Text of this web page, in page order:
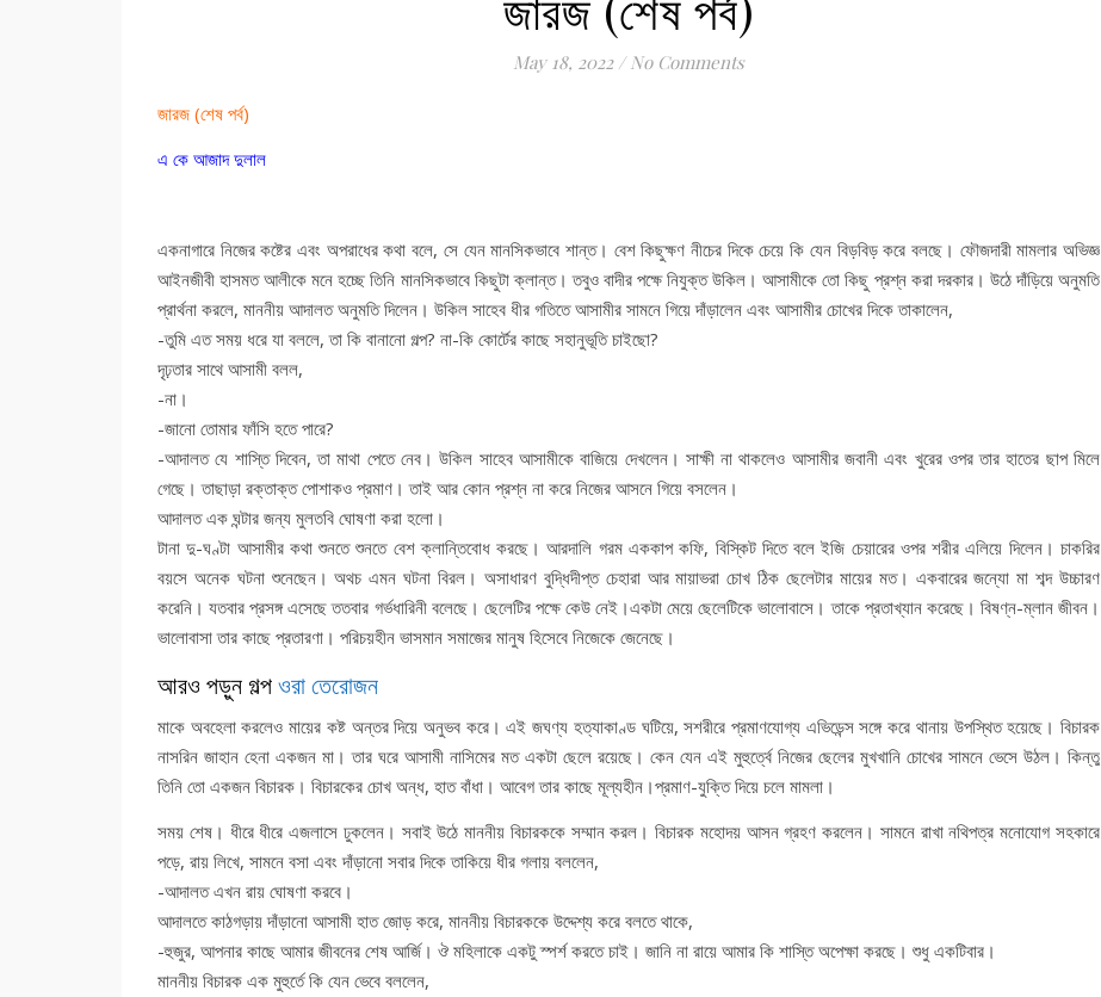
May 18, 2022 / No Comments
জারজ (শেষ পর্ব)
এ কে আজাদ দুলাল
একনাগারে নিজের কষ্টের এবং অপরাধের কথা বলে, সে যেন মানসিকভাবে শান্ত। বেশ কিছুক্ষণ নীচের দিকে চেয়ে কি যেন বিড়বিড় করে বলছে। ফৌজদারী মামলার অভিজ্ঞ
আইনজীবী হাসমত আলীকে মনে হচ্ছে তিনি মানসিকভাবে কিছুটা ক্লান্ত। তবুও বাদীর পক্ষে নিযুক্ত উকিল। আসামীকে তো কিছু প্রশ্ন করা দরকার। উঠে দাঁড়িয়ে অনুমতি
প্রার্থনা করলে, মাননীয় আদালত অনুমতি দিলেন। উকিল সাহেব ধীর গতিতে আসামীর সামনে গিয়ে দাঁড়ালেন এবং আসামীর চোখের দিকে তাকালেন,
-তুমি এত সময় ধরে যা বললে, তা কি বানানো গল্প? না-কি কোর্টের কাছে সহানুভূতি চাইছো?
দৃঢ়তার সাথে আসামী বলল,
-না।
-জানো তোমার ফাঁসি হতে পারে?
-আদালত যে শাস্তি দিবেন, তা মাথা পেতে নেব। উকিল সাহেব আসামীকে বাজিয়ে দেখলেন। সাক্ষী না থাকলেও আসামীর জবানী এবং খুরের ওপর তার হাতের ছাপ মিলে
গেছে। তাছাড়া রক্তাক্ত পোশাকও প্রমাণ। তাই আর কোন প্রশ্ন না করে নিজের আসনে গিয়ে বসলেন।
আদালত এক ঘন্টার জন্য মুলতবি ঘোষণা করা হলো।
টানা দু-ঘণ্টা আসামীর কথা শুনতে শুনতে বেশ ক্লান্তিবোধ করছে। আরদালি গরম এককাপ কফি, বিস্কিট দিতে বলে ইজি চেয়ারের ওপর শরীর এলিয়ে দিলেন। চাকরির
বয়সে অনেক ঘটনা শুনেছেন। অথচ এমন ঘটনা বিরল। অসাধারণ বুদ্ধিদীপ্ত চেহারা আর মায়াভরা চোখ ঠিক ছেলেটার মায়ের মত। একবারের জন্যো মা শব্দ উচ্চারণ
করেনি। যতবার প্রসঙ্গ এসেছে ততবার গর্ভধারিনী বলেছে। ছেলেটির পক্ষে কেউ নেই।একটা মেয়ে ছেলেটিকে ভালোবাসে। তাকে প্রতাখ্যান করেছে। বিষণ্ন-ম্লান জীবন।
ভালোবাসা তার কাছে প্রতারণা। পরিচয়হীন ভাসমান সমাজের মানুষ হিসেবে নিজেকে জেনেছে।
আরও পড়ুন গল্পওরা তেরোজন
মাকে অবহেলা করলেও মায়ের কষ্ট অন্তর দিয়ে অনুভব করে। এই জঘণ্য হত্যাকাণ্ড ঘটিয়ে, সশরীরে প্রমাণযোগ্য এভিডেন্স সঙ্গে করে থানায় উপস্থিত হয়েছে। বিচারক
নাসরিন জাহান হেনা একজন মা। তার ঘরে আসামী নাসিমের মত একটা ছেলে রয়েছে। কেন যেন এই মুহুর্ত্বে নিজের ছেলের মুখখানি চোখের সামনে ভেসে উঠল। কিন্তু
তিনি তো একজন বিচারক। বিচারকের চোখ অন্ধ, হাত বাঁধা। আবেগ তার কাছে মূল্যহীন।প্রমাণ-যুক্তি দিয়ে চলে মামলা।
সময় শেষ। ধীরে ধীরে এজলাসে ঢুকলেন। সবাই উঠে মাননীয় বিচারককে সম্মান করল। বিচারক মহোদয় আসন গ্রহণ করলেন। সামনে রাখা নথিপত্র মনোযোগ সহকারে
পড়ে, রায় লিখে, সামনে বসা এবং দাঁড়ানো সবার দিকে তাকিয়ে ধীর গলায় বললেন,
-আদালত এখন রায় ঘোষণা করবে।
আদালতে কাঠগড়ায় দাঁড়ানো আসামী হাত জোড় করে, মাননীয় বিচারককে উদ্দেশ্য করে বলতে থাকে,
-হুজুর, আপনার কাছে আমার জীবনের শেষ আর্জি। ঔ মহিলাকে একটু স্পর্শ করতে চাই। জানি না রায়ে আমার কি শাস্তি অপেক্ষা করছে। শুধু একটিবার।
মাননীয় বিচারক এক মুহুর্তে কি যেন ভেবে বললেন,